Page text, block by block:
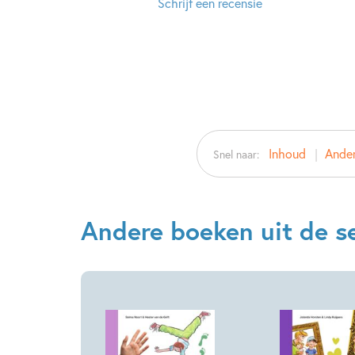
Snel naar: Inhoud
Andere boeken uit de